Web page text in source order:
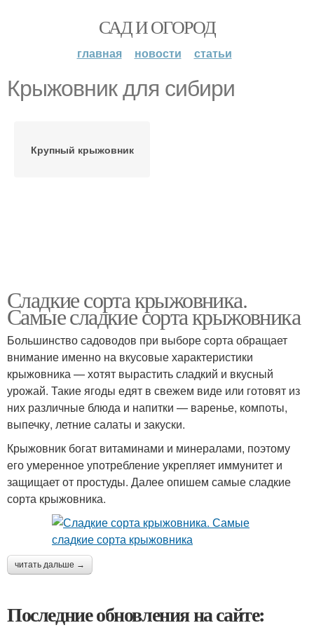
САД И ОГОРОД
главная новости статьи
Крыжовник для сибири
Крупный крыжовник
Сладкие сорта крыжовника.
Самые сладкие сорта крыжовника
Большинство садоводов при выборе сорта обращает
внимание именно на вкусовые характеристики
крыжовника — хотят вырастить сладкий и вкусный
урожай. Такие ягоды едят в свежем виде или готовят из
них различные блюда и напитки — варенье, компоты,
выпечку, летние салаты и закуски.
Крыжовник богат витаминами и минералами, поэтому
его умеренное употребление укрепляет иммунитет и
защищает от простуды. Далее опишем самые сладкие
сорта крыжовника.
читать дальше →
Последние обновления на сайте: